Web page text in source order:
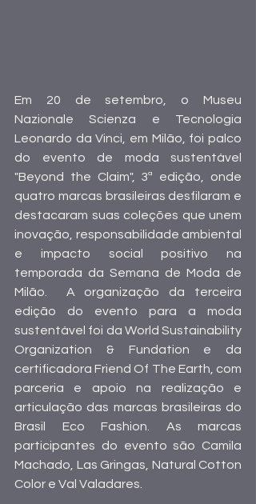
Em 20 de setembro, o Museu
Nazionale Scienza e Tecnologia
Leonardo da Vinci, em Milão, foi palco
do evento de moda sustentável
"Beyond the Claim", 3ª edição, onde
quatro marcas brasileiras desfilaram e
destacaram suas coleções que unem
inovação, responsabilidade ambiental
e impacto social positivo na
temporada da Semana de Moda de
Milão.  A organização da terceira
edição do evento para a moda
sustentável foi da World Sustainability
Organization & Fundation e da
certificadora Friend Of The Earth, com
parceria e apoio na realização e
articulação das marcas brasileiras do
Brasil Eco Fashion. As marcas
participantes do evento são Camila
Machado, Las Gringas, Natural Cotton
Color e Val Valadares.